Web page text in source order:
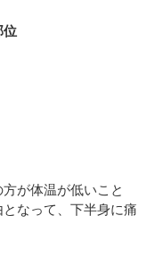
位
が体温が低いこと
なって、下半身に痛